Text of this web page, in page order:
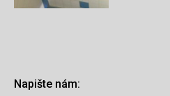
Napište nám: